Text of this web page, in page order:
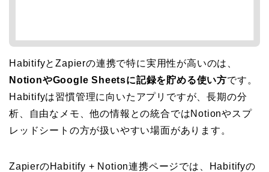
HabitifyとZapierの連携で特に実用性が高いのは、
NotionやGoogle Sheetsに記録を貯める使い方です。
Habitifyは習慣管理に向いたアプリですが、長期の分
析、自由なメモ、他の情報との統合ではNotionやスプ
レッドシートの方が扱いやすい場面があります。
ZapierのHabitify + Notion連携ページでは、Habitifyの